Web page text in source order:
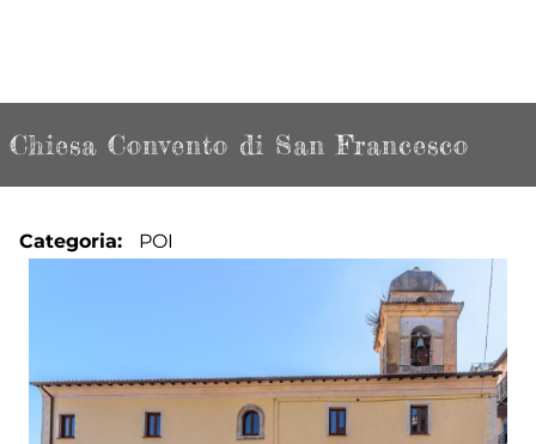
Chiesa Convento di San Francesco
Categoria POI